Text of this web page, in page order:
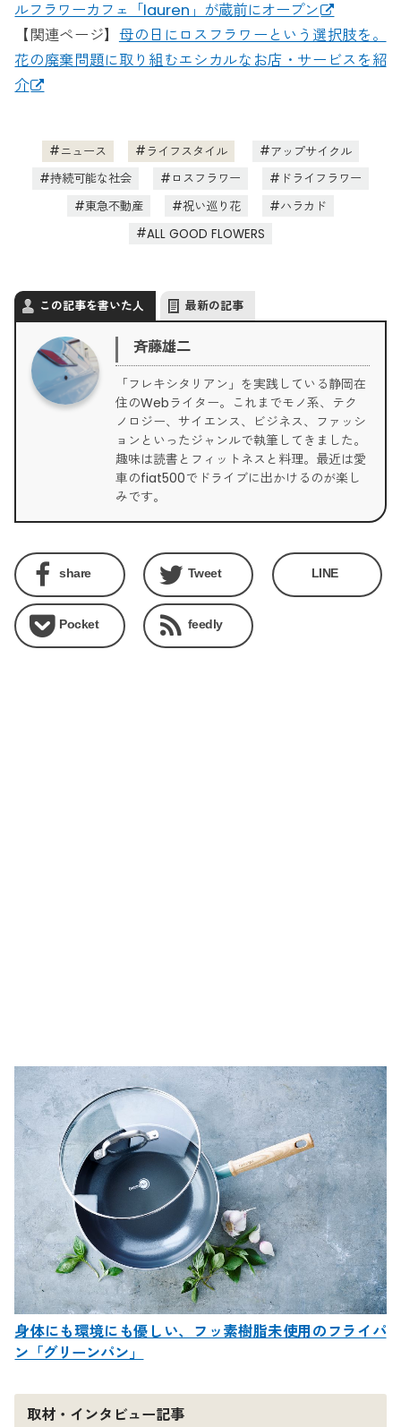
ルフラワーカフェ「lauren」が蔵前にオープン
【関連ページ】 母の日にロスフラワーという選択肢を。
花の廃棄問題に取り組むエシカルなお店・サービスを紹
介
ニュース ライフスタイル
アップサイクル
持続可能な社会
ロスフラワー
ドライフラワー
東急不動産
祝い巡り花
ハラカド
ALL GOOD FLOWERS
この記事を書いた人 最新の記事
斉藤雄二
「フレキシタリアン」を実践している静岡在
住のWebライター。これまでモノ系、テク
ノロジー、サイエンス、ビジネス、ファッシ
ョンといったジャンルで執筆してきました。
趣味は読書とフィットネスと料理。最近は愛
車のfiat500でドライブに出かけるのが楽し
みです。
share Tweet LINE
Pocket feedly
身体にも環境にも優しい、フッ素樹脂未使用のフライパ
ン「グリーンパン」
取材・インタビュー記事